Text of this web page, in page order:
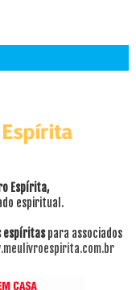
Espírita,
espiritual.
espíritaspara associados